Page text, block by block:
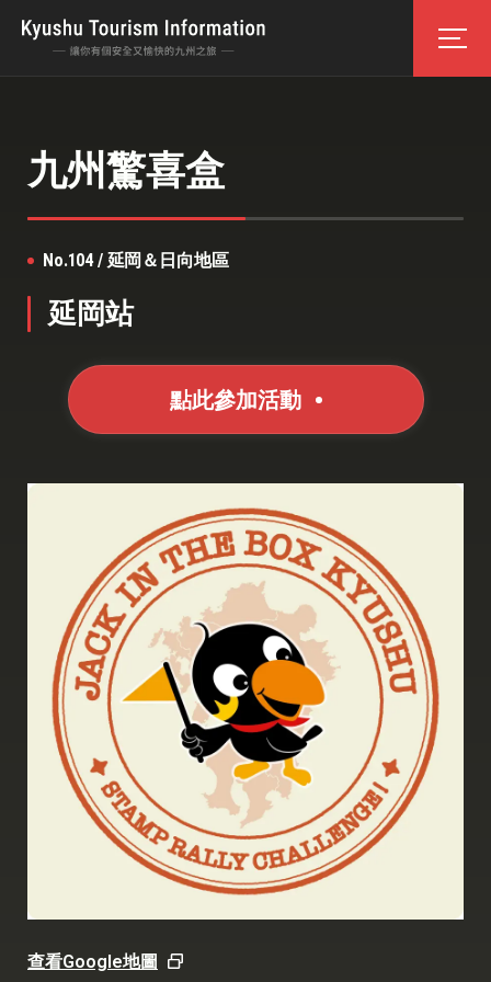
九州驚喜盒
No.104 / 延岡＆日向地區
延岡站
點此參加活動
查看Google地圖